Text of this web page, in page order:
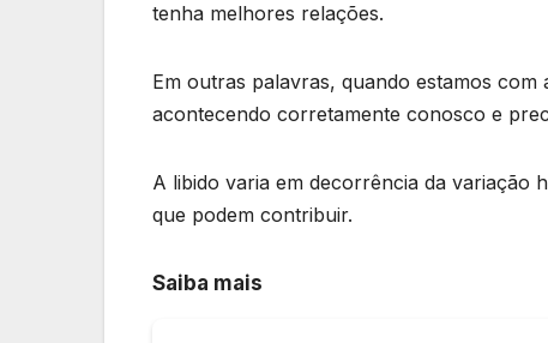
tenha melhores relações.
Em outras palavras, quando estamos
acontecendo corretamente conosco e
A libido varia em decorrência da variação
que podem contribuir.
Saiba mais